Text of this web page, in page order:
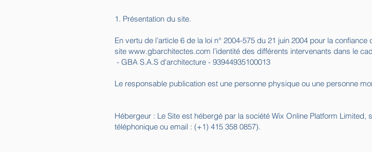
1. Présentation du site.
En vertu de l’article 6 de la loi n° 2004-575 du 21 juin 2004 pour la
site www.gbarchitectes.com l’identité des différents intervenants dans le
- GBA S.A.S d'architecture - 93944935100013
Le responsable publication est une personne physique ou une personne
Hébergeur : Le Site est hébergé par la société Wix Online Platform Limited,
téléphonique ou email : (+1) 415 358 0857).